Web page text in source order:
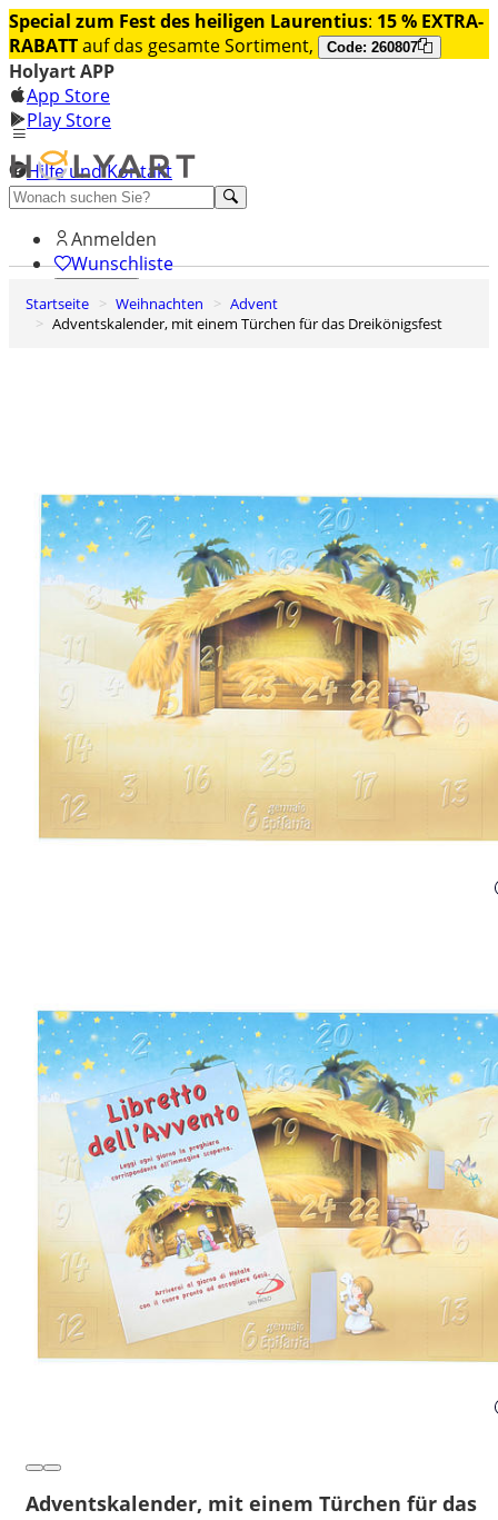
Special zum Fest des heiligen Laurentius: 15 % EXTRA-
RABATTauf das gesamte Sortiment, Code: 260807
Holyart APP
App Store
Play Store
Hilfe und Kontakt
Entdecken Sie Premium
Anmelden
Wunschliste
0
Warenkorb
Startseite Weihnachten
Advent
Adventskalender, mit einem Türchen für das Dreikönigsfest
Adventskalender, mit einem Türchen für das